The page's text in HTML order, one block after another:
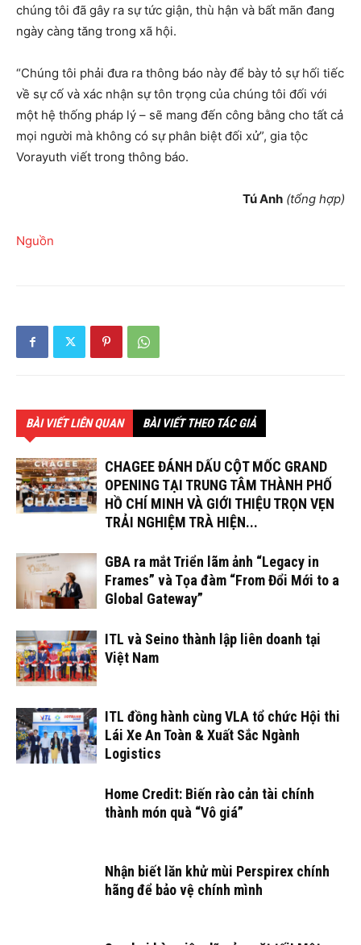
chúng tôi đã gây ra sự tức giận, thù hận và bất mãn đang
ngày càng tăng trong xã hội.
“Chúng tôi phải đưa ra thông báo này để bày tỏ sự hối tiếc
về sự cố và xác nhận sự tôn trọng của chúng tôi đối với
một hệ thống pháp lý – sẽ mang đến công bằng cho tất cả
mọi người mà không có sự phân biệt đối xử”, gia tộc
Vorayuth viết trong thông báo.
Tú Anh (tổng hợp)
Nguồn
BÀI VIẾT LIÊN QUAN BÀI VIẾT THEO TÁC GIẢ
CHAGEE ĐÁNH DẤU CỘT MỐC GRAND
OPENING TẠI TRUNG TÂM THÀNH PHỐ
HỒ CHÍ MINH VÀ GIỚI THIỆU TRỌN VẸN
TRẢI NGHIỆM TRÀ HIỆN...
GBA ra mắt Triển lãm ảnh “Legacy in
Frames” và Tọa đàm “From Đổi Mới to a
Global Gateway”
ITL và Seino thành lập liên doanh tại
Việt Nam
ITL đồng hành cùng VLA tổ chức Hội thi
Lái Xe An Toàn & Xuất Sắc Ngành
Logistics
Home Credit: Biến rào cản tài chính
thành món quà “Vô giá”
Nhận biết lăn khử mùi Perspirex chính
hãng để bảo vệ chính mình